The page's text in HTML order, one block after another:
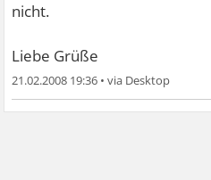
nicht.
Liebe Grüße
21.02.2008 19:36 •